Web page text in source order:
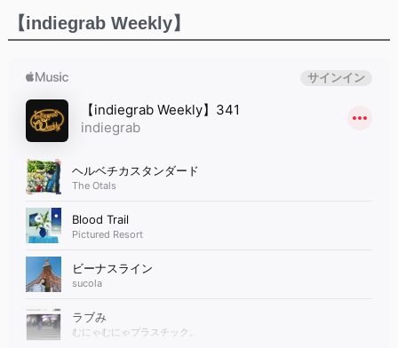
【indiegrab Weekly】